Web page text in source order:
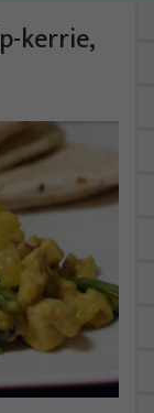
kerrie,